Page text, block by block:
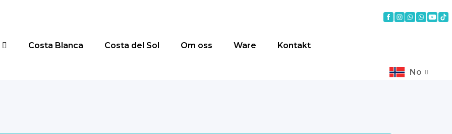
Costa Blanca Costa del Sol Om oss Ware Kontakt
No